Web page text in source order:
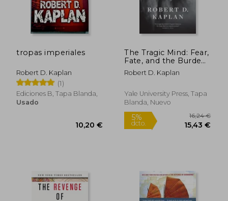
5%
dcto. 26,60 €
tropas imperiales
Robert D. Kaplan
(1)
Ediciones B, Tapa Blanda,
Usado
The Tragic Mind: Fear,
Fate, and the Burden
of Power (en Inglés)
Robert D. Kaplan
Yale University Press, Tapa
Blanda, Nuevo